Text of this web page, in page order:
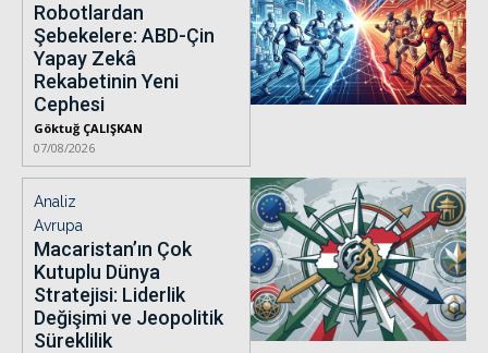
Robotlardan
Şebekelere: ABD-Çin
Yapay Zekâ
Rekabetinin Yeni
Cephesi
Göktuğ ÇALIŞKAN
07/08/2026
Analiz
Avrupa
Macaristan’ın Çok
Kutuplu Dünya
Stratejisi: Liderlik
Değişimi ve Jeopolitik
Süreklilik